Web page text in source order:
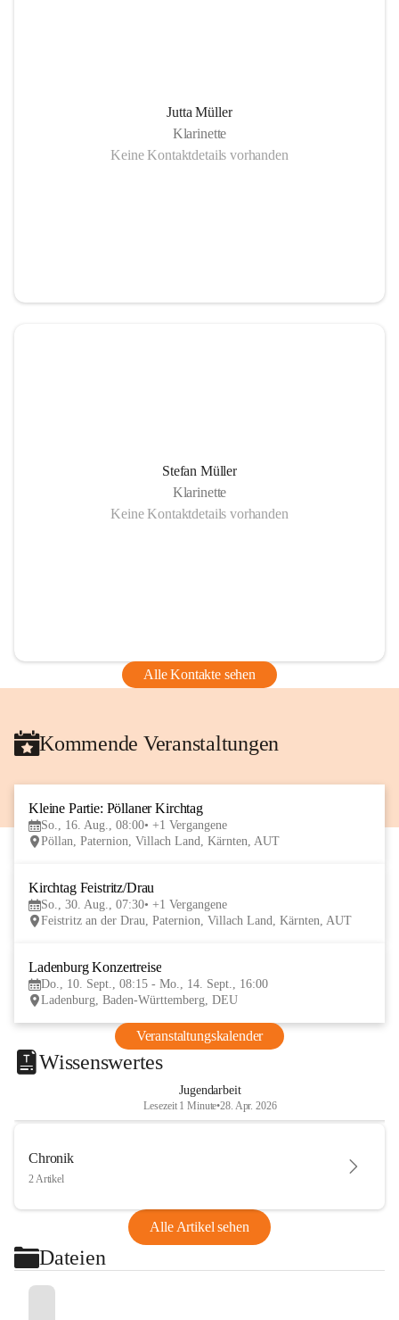
Jutta Müller
Klarinette
Keine Kontaktdetails vorhanden
Stefan Müller
Klarinette
Keine Kontaktdetails vorhanden
Alle Kontakte sehen
Kommende Veranstaltungen
Kleine Partie: Pöllaner Kirchtag
So., 16. Aug., 08:00 +1 Vergangene
Pöllan, Paternion, Villach Land, Kärnten, AUT
Kirchtag Feistritz/Drau
So., 30. Aug., 07:30 +1 Vergangene
Feistritz an der Drau, Paternion, Villach Land, Kärnten, AUT
Ladenburg Konzertreise
Do., 10. Sept., 08:15 - Mo., 14. Sept., 16:00
Ladenburg, Baden-Württemberg, DEU
Veranstaltungskalender
Wissenswertes
Jugendarbeit
Lesezeit 1 Minute•28. Apr. 2026
Chronik
2 Artikel
Alle Artikel sehen
Dateien